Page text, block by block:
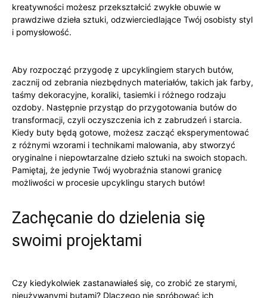
kreatywności możesz⁤ przekształcić zwykłe obuwie w
prawdziwe ‍dzieła sztuki, odzwierciedlające Twój⁣ osobisty styl
⁤i⁢ pomysłowość.
Aby rozpocząć przygodę z upcyklingiem ⁤starych butów,
zacznij ⁢od ⁢zebrania ‍niezbędnych ‍materiałów, takich jak ⁣farby,⁤
taśmy dekoracyjne,‌ koraliki, tasiemki i ‌różnego ‍rodzaju
ozdoby. Następnie‍ przystąp do⁣ przygotowania ‌butów do
transformacji, czyli ⁢oczyszczenia ich z zabrudzeń i ⁢starcia.
Kiedy buty ‍będą gotowe, możesz zacząć ​eksperymentować‌
z różnymi ‌wzorami⁢ i technikami ⁢malowania,⁢ aby stworzyć
oryginalne i niepowtarzalne dzieło sztuki⁤ na swoich stopach.⁢
Pamiętaj, że jedynie Twój wyobraźnia stanowi granicę
‌możliwości w procesie upcyklingu starych butów!
Zachęcanie do dzielenia się
swoimi projektami
Czy kiedykolwiek zastanawiałeś się,⁢ co zrobić ze starymi,
nieużywanymi ‍butami? Dlaczego nie spróbować ich